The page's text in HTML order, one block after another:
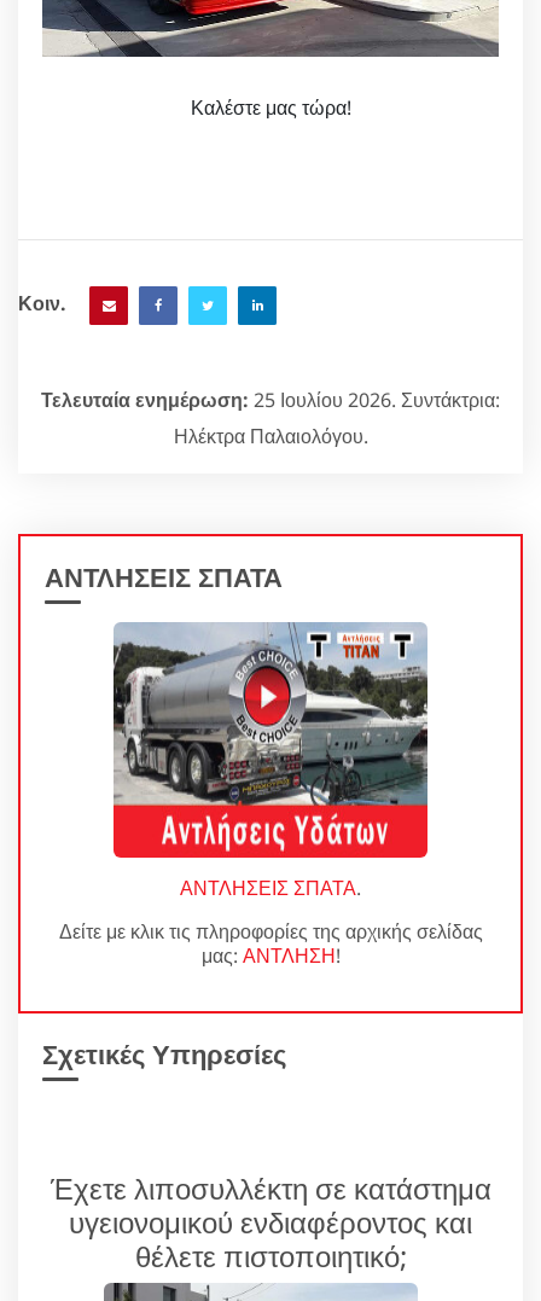
Καλέστε μας τώρα!
Κοιν.
Τελευταία ενημέρωση: 25 Ιουλίου 2026. Συντάκτρια:
Ηλέκτρα Παλαιολόγου.
ΑΝΤΛΗΣΕΙΣ ΣΠΑΤΑ
ΑΝΤΛΗΣΕΙΣ ΣΠΑΤΑ.
Δείτε με κλικ τις πληροφορίες της αρχικής σελίδας
μας: ΑΝΤΛΗΣΗ!
Σχετικές Υπηρεσίες
Έχετε λιποσυλλέκτη σε κατάστημα
υγειονομικού ενδιαφέροντος και
θέλετε πιστοποιητικό;